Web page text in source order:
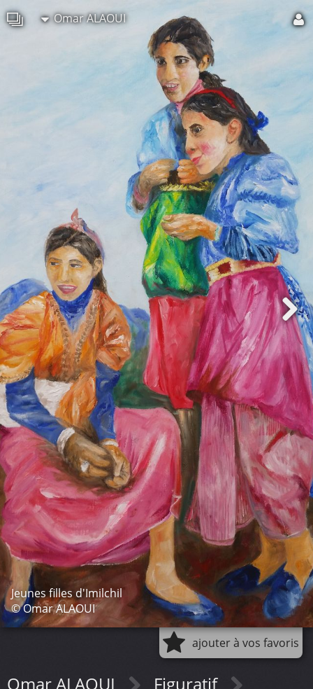
Omar ALAOUI
Jeunes filles d'Imilchil
© Omar ALAOUI
ajouter à vos favoris
Omar ALAOUI
Figuratif